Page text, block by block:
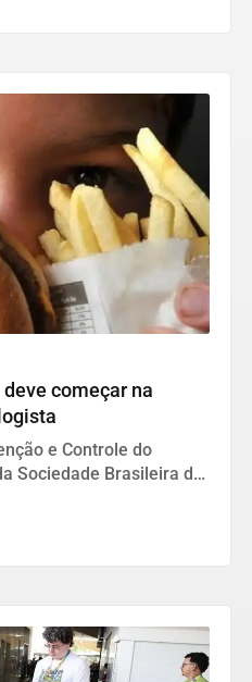
começar na
e Controle do
Sociedade Brasileira de
preventivo aos 10
e atividade física.
da interrupção do